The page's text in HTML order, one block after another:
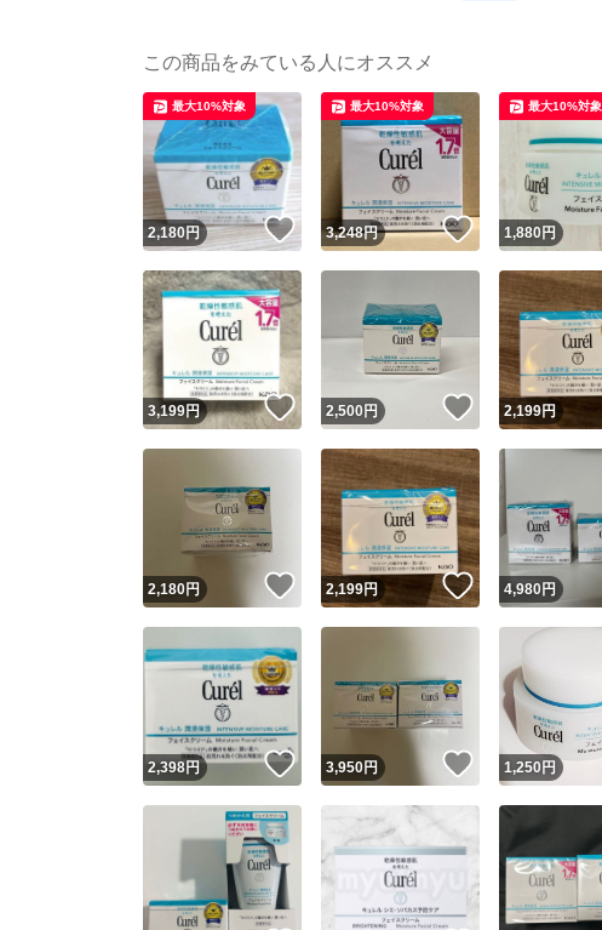
この商品をみている人にオススメ
2,180円 いいね！
最大10%対象
3,248円 いいね！
最大10%対象
1,880円
最大10%対象
3,199円 いいね！
2,500円 いいね！
2,199円
2,180円 いいね！
2,199円 いいね！
4,980円
2,398円 いいね！
3,950円 いいね！
1,250 円